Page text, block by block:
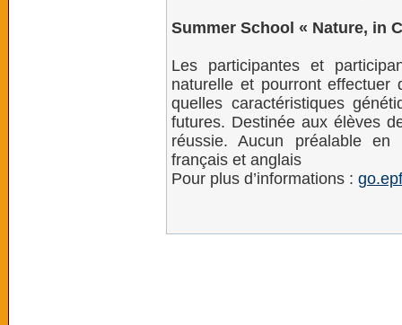
Summer School « Nature, in
Les participantes et
naturelle et pourront effectuer
quelles caractéristiques
futures. Destinée aux élèves
réussie. Aucun préalable en
français et anglais
Pour plus d’informations :